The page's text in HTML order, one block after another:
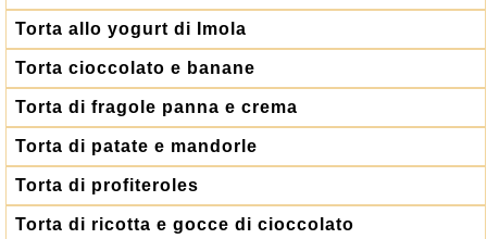
Torta allo yogurt di Imola
Torta cioccolato e banane
Torta di fragole panna e crema
Torta di patate e mandorle
Torta di profiteroles
Torta di ricotta e gocce di cioccolato